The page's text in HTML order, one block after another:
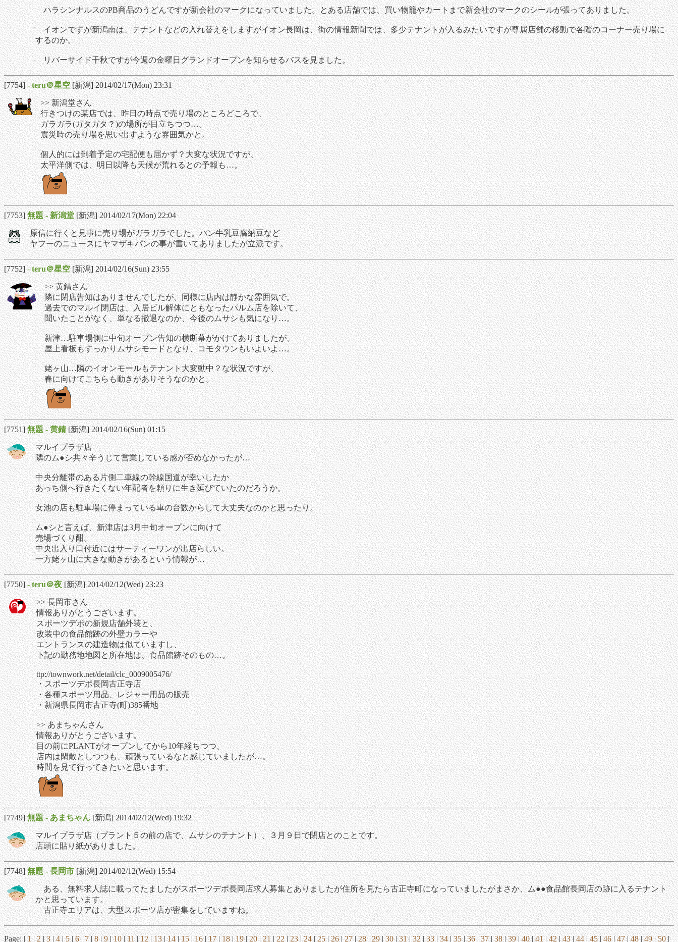
ハラシンナルスのPB商品のうどんですが新会社のマークになっていました。とある店舗では、買い物籠やカートまで新会社のマークのシールが張ってありました。
イオンですが新潟南は、テナントなどの入れ替えをしますがイオン長岡は、街の情報新聞では、多少テナントが入るみたいですが尊属店舗の移動で各階のコーナー売り場に
するのか。
リバーサイド千秋ですが今週の金曜日グランドオープンを知らせるバスを見ました。
[7754]-teru＠星空 [新潟] 2014/02/17(Mon) 23:31
>> 新潟堂さん
行きつけの某店では、昨日の時点で売り場のところどころで、
ガラガラ(ガタガタ？)の場所が目立ちつつ…。
震災時の売り場を思い出すような雰囲気かと。
個人的には到着予定の宅配便も届かず？大変な状況ですが、
太平洋側では、明日以降も天候が荒れるとの予報も…。
[7753]無題-新潟堂 [新潟] 2014/02/17(Mon) 22:04
原信に行くと見事に売り場がガラガラでした。パン牛乳豆腐納豆など
ヤフーのニュースにヤマザキパンの事が書いてありましたが立派です。
[7752]-teru＠星空 [新潟] 2014/02/16(Sun) 23:55
>> 黄錆さん
隣に閉店告知はありませんでしたが、同様に店内は静かな雰囲気で。
過去でのマルイ閉店は、入居ビル解体にともなったパルム店を除いて、
聞いたことがなく、単なる撤退なのか、今後のムサシも気になり…。
新津…駐車場側に中旬オープン告知の横断幕がかけてありましたが、
屋上看板もすっかりムサシモードとなり、コモタウンもいよいよ…。
姥ヶ山…隣のイオンモールもテナント大変動中？な状況ですが、
春に向けてこちらも動きがありそうなのかと。
[7751]無題-黄錆 [新潟] 2014/02/16(Sun) 01:15
マルイプラザ店
隣のム●シ共々辛うじて営業している感が否めなかったが…
中央分離帯のある片側二車線の幹線国道が幸いしたか
あっち側へ行きたくない年配者を頼りに生き延びていたのだろうか。
女池の店も駐車場に停まっている車の台数からして大丈夫なのかと思ったり。
ム●シと言えば、新津店は3月中旬オープンに向けて
売場づくり酣。
中央出入り口付近にはサーティーワンが出店らしい。
一方姥ヶ山に大きな動きがあるという情報が…
[7750]-teru＠夜 [新潟] 2014/02/12(Wed) 23:23
>> 長岡市さん
情報ありがとうございます。
スポーツデポの新規店舗外装と、
改装中の食品館跡の外壁カラーや
エントランスの建造物は似ていますし、
下記の勤務地地図と所在地は、食品館跡そのもの…。
ttp://townwork.net/detail/clc_0009005476/
・スポーツデポ長岡古正寺店
・各種スポーツ用品、レジャー用品の販売
・新潟県長岡市古正寺(町)385番地
>> あまちゃんさん
情報ありがとうございます。
目の前にPLANTがオープンしてから10年経ちつつ、
店内は閑散としつつも、頑張っているなと感じていましたが…。
時間を見て行ってきたいと思います。
[7749]無題-あまちゃん [新潟] 2014/02/12(Wed) 19:32
マルイプラザ店（プラント５の前の店で、ムサシのテナント）、３月９日で閉店とのことです。
店頭に貼り紙がありました。
[7748]無題-長岡市 [新潟] 2014/02/12(Wed) 15:54
ある、無料求人誌に載ってたましたがスポーツデポ長岡店求人募集とありましたが住所を見たら古正寺町になっていましたがまさか、ム●●食品館長岡店の跡に入るテナント
かと思っています。
古正寺エリアは、大型スポーツ店が密集をしていますね。
Page: |1|2|3|4|5|6|7|8|9|10|11|12|13|14|15|16|17|18|19|20|21|22|23|24|25|26|27|28|29|30|31|32|33|34|35|36|37|38|39|40|41|42|43|44|45|46|47|48|49|50|